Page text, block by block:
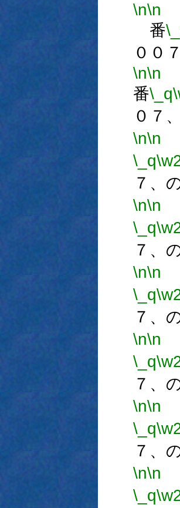
\n\n
番
００
\n\n
番\_q
０７
\n\n
\_q
７、
\n\n
\_q
７、
\n\n
\_q
７、
\n\n
\_q
７、
\n\n
\_q
７、
\n\n
\_q